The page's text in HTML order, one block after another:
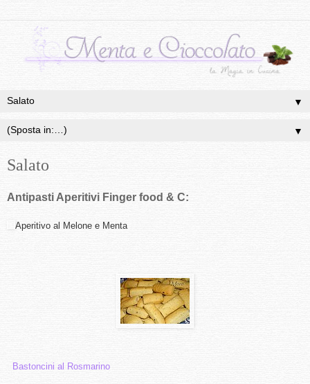
▼
▼
Salato
Antipasti Aperitivi Finger food & C:
Aperitivo al Melone e Menta
Bastoncini al Rosmarino